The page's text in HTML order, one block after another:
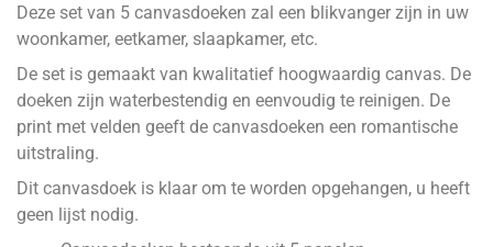
Deze set van 5 canvasdoeken zal een blikvanger zijn in uw
woonkamer, eetkamer, slaapkamer, etc.
De set is gemaakt van kwalitatief hoogwaardig canvas. De
doeken zijn waterbestendig en eenvoudig te reinigen. De
print met velden geeft de canvasdoeken een romantische
uitstraling.
Dit canvasdoek is klaar om te worden opgehangen, u heeft
geen lijst nodig.